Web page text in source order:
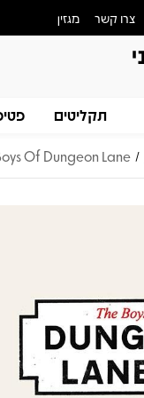
צרו קשר מגזין
תקליטים
/
Of Dungeon Lane